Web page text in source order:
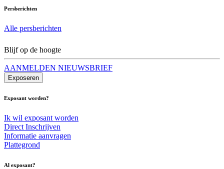
Persberichten
Alle persberichten
Blijf op de hoogte
AANMELDEN NIEUWSBRIEF
Exposeren
Exposant worden?
Ik wil exposant worden
Direct Inschrijven
Informatie aanvragen
Plattegrond
Al exposant?